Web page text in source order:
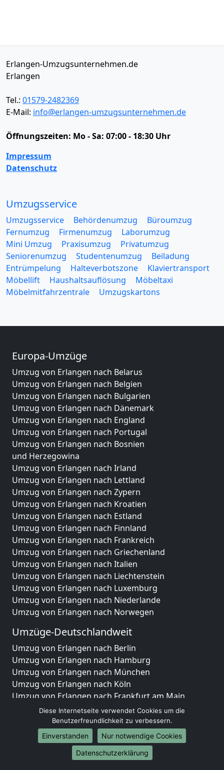
Erlangen-Umzugsunternehmen.de
Erlangen
Tel.: 01579-2482369
E-Mail: info@erlangen-umzugsunternehmen.de
Öffnungszeiten: Mo - Sa: 07:00 - 18:30 Uhr
Impressum
Datenschutz
Umzugsservice
Umzugsservice Behördenumzug
Büroumzug
Fernumzug
Firmenumzug
Laborumzug
Mini Umzug
Praxisumzug
Privatumzug
Seniorenumzug
Studentenumzug
Beiladung
Entrümpelung
Halteverbotszone
Klaviertransport
Möbellift
Haushaltsauflösung
Möbeltaxi
Möbelmitfahrzentrale
Umzugskartons
Europa-Umzüge
Umzug von Erlangen nach Belarus
Umzug von Erlangen nach Belgien
Umzug von Erlangen nach Bulgarien
Umzug von Erlangen nach Dänemark
Umzug von Erlangen nach England
Umzug von Erlangen nach Portugal
Umzug von Erlangen nach Bosnien
und Herzegowina
Umzug von Erlangen nach Irland
Umzug von Erlangen nach Lettland
Umzug von Erlangen nach Zypern
Umzug von Erlangen nach Kroatien
Umzug von Erlangen nach Estland
Umzug von Erlangen nach Finnland
Umzug von Erlangen nach Frankreich
Umzug von Erlangen nach Griechenland
Umzug von Erlangen nach Italien
Umzug von Erlangen nach Liechtenstein
Umzug von Erlangen nach Luxemburg
Umzug von Erlangen nach Niederlande
Umzug von Erlangen nach Norwegen
Umzüge-Deutschlandweit
Umzug von Erlangen nach Berlin
Umzug von Erlangen nach Hamburg
Umzug von Erlangen nach München
Umzug von Erlangen nach Köln
Umzug von Erlangen nach Frankfurt am Main
Umzug von Erlangen nach Stuttgart
Umzug von Erlangen nach Düsseldorf
Umzug von Erlangen nach Leipzig
Umzug von Erlangen nach Dortmund
Umzug von Erlangen nach Essen
Diese Internetseite verwendet Cookies um die
Benutzerfreundlichkeit zu verbessern.
Einverstanden
Nur notwendige Cookies
Datenschutzerklärung